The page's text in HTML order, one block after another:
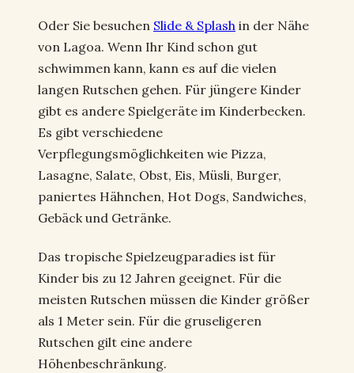
Oder Sie besuchen Slide & Splash in der Nähe
von Lagoa. Wenn Ihr Kind schon gut
schwimmen kann, kann es auf die vielen
langen Rutschen gehen. Für jüngere Kinder
gibt es andere Spielgeräte im Kinderbecken.
Es gibt verschiedene
Verpflegungsmöglichkeiten wie Pizza,
Lasagne, Salate, Obst, Eis, Müsli, Burger,
paniertes Hähnchen, Hot Dogs, Sandwiches,
Gebäck und Getränke.
Das tropische Spielzeugparadies ist für
Kinder bis zu 12 Jahren geeignet. Für die
meisten Rutschen müssen die Kinder größer
als 1 Meter sein. Für die gruseligeren
Rutschen gilt eine andere
Höhenbeschränkung.